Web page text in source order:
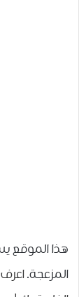
هذا الموقع
المزعجة.